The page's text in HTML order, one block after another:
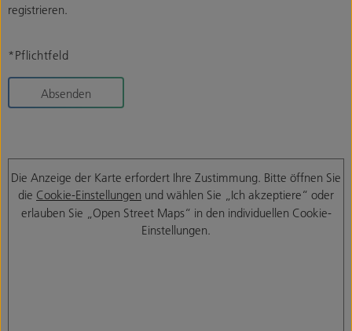
registrieren.
*Pflichtfeld
Absenden
Die Anzeige der Karte erfordert Ihre Zustimmung. Bitte öffnen Sie
die Cookie-Einstellungen und wählen Sie „Ich akzeptiere“ oder
erlauben Sie „Open Street Maps“ in den individuellen Cookie-
Einstellungen.